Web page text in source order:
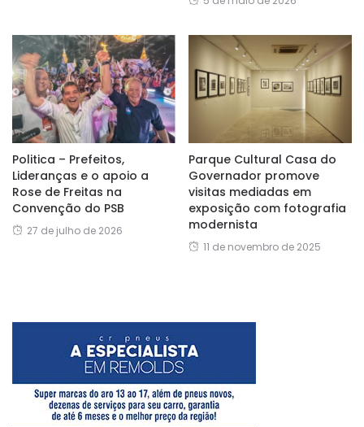
Politica – Prefeitos,
Lideranças e o apoio a
Rose de Freitas na
Convenção do PSB
27 de julho de 2026
Parque Cultural Casa do
Governador promove
visitas mediadas em
exposição com fotografia
modernista
11 de novembro de 2025